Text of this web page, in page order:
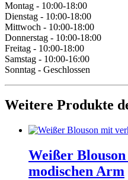
Montag - 10:00-18:00
Dienstag - 10:00-18:00
Mittwoch - 10:00-18:00
Donnerstag - 10:00-18:00
Freitag - 10:00-18:00
Samstag - 10:00-16:00
Sonntag - Geschlossen
Weitere Produkte
Weißer
modischen Arm